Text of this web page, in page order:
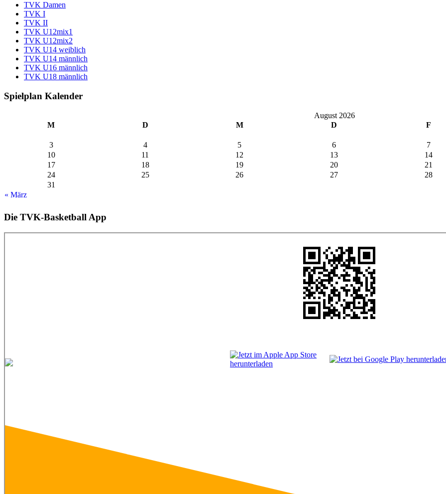
TVK Damen
TVK I
TVK II
TVK U12mix1
TVK U12mix2
TVK U14 weiblich
TVK U14 männlich
TVK U16 männlich
TVK U18 männlich
Spielplan Kalender
August 2026
M
D M D F
« März
3
4 5 6 7
10
11 12 13 14
17
18 19 20 21
24
25 26 27 28
31
Die TVK-Basketball App